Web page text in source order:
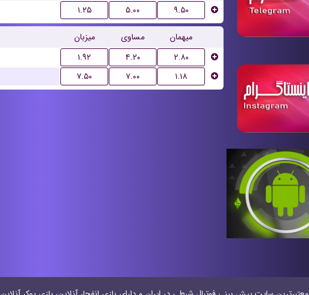
۱.۲۵ ۵.۰۰ ۹.۵۰
میزبان مساوی
میهمان
۱.۹۲ ۴.۲۰
۲.۸۰
۷.۵۰ ۷.۰۰ ۱.۱۸